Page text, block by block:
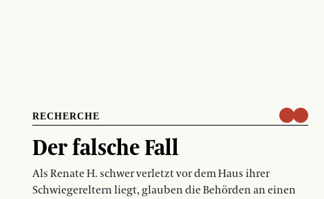
RECHERCHE
Der falsche Fall
Als Renate H. schwer verletzt vor dem Haus ihrer
Schwiegereltern liegt, glauben die Behörden an einen